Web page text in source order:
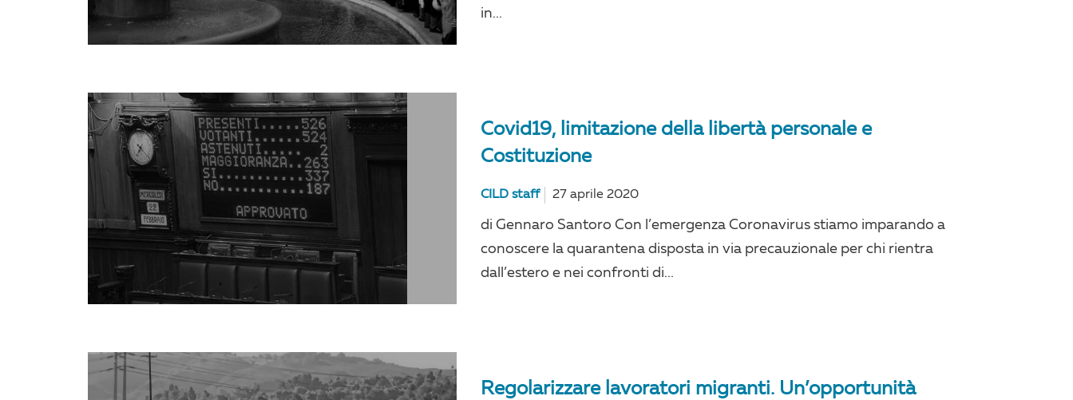
in...
Covid19, limitazione della libertà personale e
Costituzione
CILD staff 27 aprile 2020
di Gennaro Santoro Con l’emergenza Coronavirus stiamo imparando a
conoscere la quarantena disposta in via precauzionale per chi rientra
dall’estero e nei confronti di...
Regolarizzare lavoratori migranti. Un’opportunità